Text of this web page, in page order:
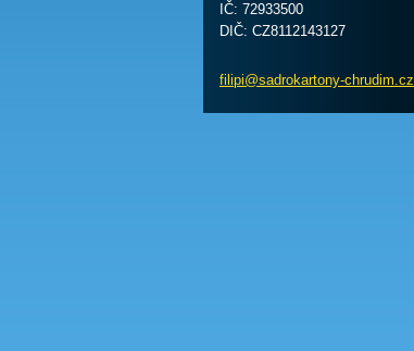
IČ: 72933500
DIČ: CZ8112143127
filipi@sadrokartony-chrudim.cz